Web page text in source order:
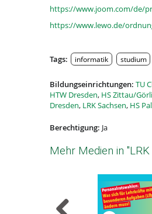
https://www.joom.com/de/
https://www.lewo.de/
Tags: informatik studium
Bildungseinrichtungen: TU
HTW Dresden, HS Zittau/
Dresden, LRK Sachsen, HS
Berechtigung: Ja
Mehr Medien in "LRK